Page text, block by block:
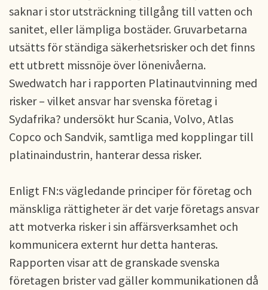
saknar i stor utsträckning tillgång till vatten och
sanitet, eller lämpliga bostäder. Gruvarbetarna
utsätts för ständiga säkerhetsrisker och det finns
ett utbrett missnöje över lönenivåerna.
Swedwatch har i rapporten Platinautvinning med
risker – vilket ansvar har svenska företag i
Sydafrika? undersökt hur Scania, Volvo, Atlas
Copco och Sandvik, samtliga med kopplingar till
platinaindustrin, hanterar dessa risker.
Enligt FN:s vägledande principer för företag och
mänskliga rättigheter är det varje företags ansvar
att motverka risker i sin affärsverksamhet och
kommunicera externt hur detta hanteras.
Rapporten visar att de granskade svenska
företagen brister vad gäller kommunikationen då